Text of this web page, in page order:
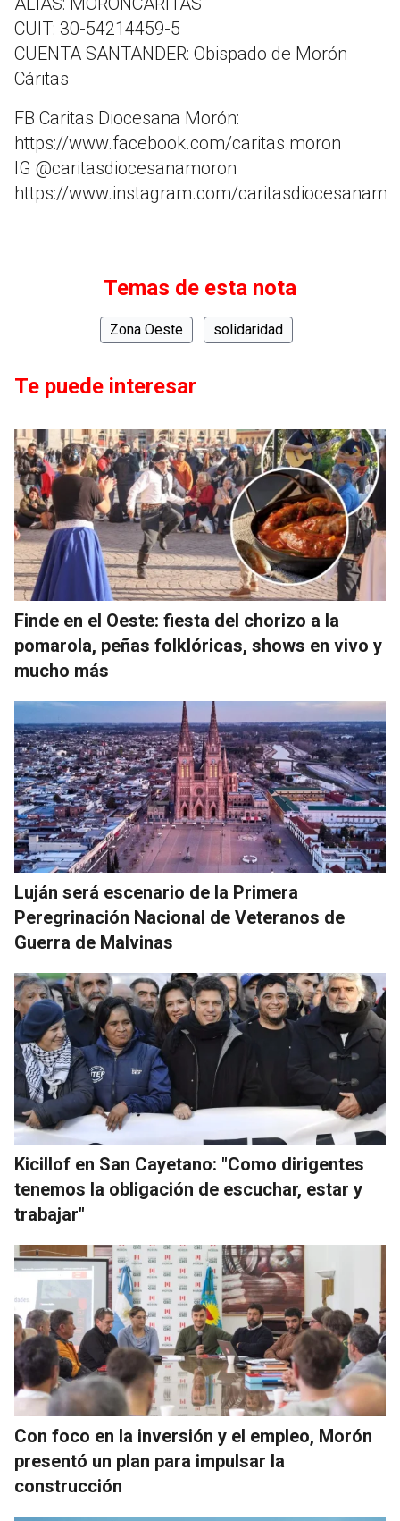
CUIT: 30-54214459-5
CUENTA SANTANDER: Obispado de Morón
Cáritas
FB Caritas Diocesana Morón:
https://www.facebook.com/caritas.moron
IG @caritasdiocesanamoron
https://www.instagram.com/
Temas de esta nota
Zona Oeste solidaridad
Te puede interesar
Finde en el Oeste: fiesta del chorizo a la
pomarola, peñas folklóricas, shows en vivo y
mucho más
Luján será escenario de la Primera
Peregrinación Nacional de Veteranos de
Guerra de Malvinas
Kicillof en San Cayetano: "Como dirigentes
tenemos la obligación de escuchar, estar y
trabajar"
Con foco en la inversión y el empleo, Morón
presentó un plan para impulsar la
construcción